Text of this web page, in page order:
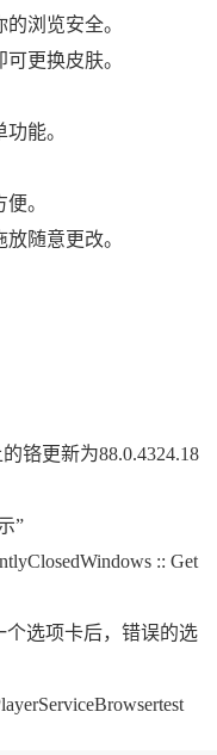
浏览安全。
更换皮肤。
能。
。
随意更改。
铬更新为88.0.4324.18
”
:: Get
个选项卡后，错误的选